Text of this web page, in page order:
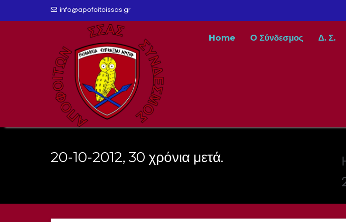
info@apofoitoissas.gr
Home O Σύνδεσμος Δ. Σ.
20-10-2012, 30 χρόνια μετά.